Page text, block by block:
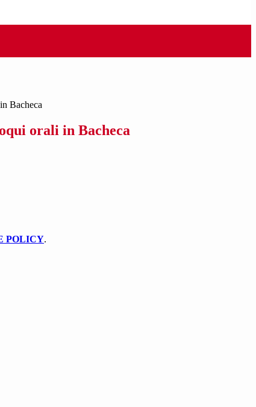
Bacheca
orali in Bacheca
POLICY.